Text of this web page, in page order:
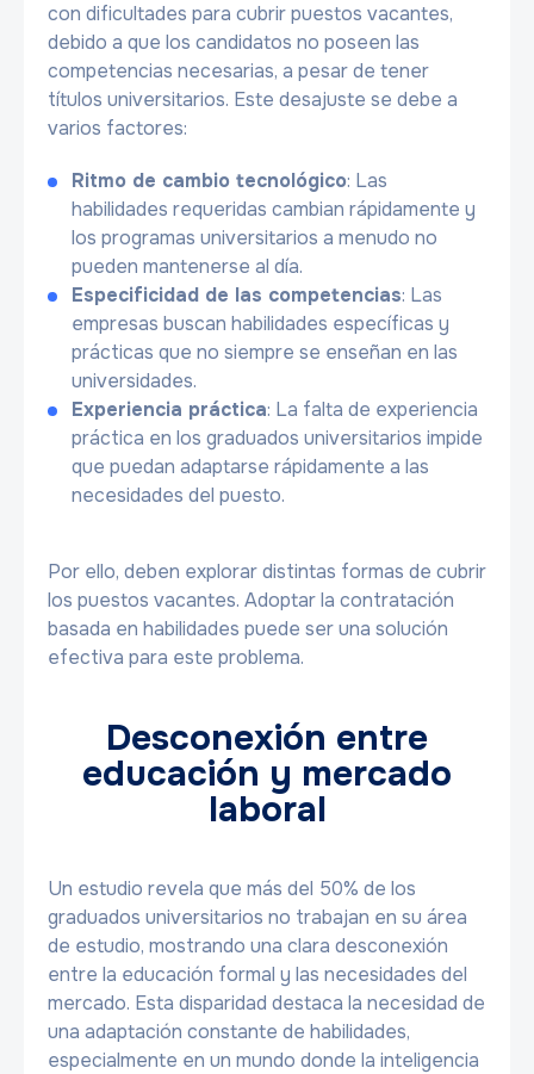
con dificultades para cubrir puestos vacantes,
debido a que los candidatos no poseen las
competencias necesarias, a pesar de tener
títulos universitarios. Este desajuste se debe a
varios factores:
Ritmo de cambio tecnológico: Las
habilidades requeridas cambian rápidamente y
los programas universitarios a menudo no
pueden mantenerse al día.
Especificidad de las competencias: Las
empresas buscan habilidades específicas y
prácticas que no siempre se enseñan en las
universidades.
Experiencia práctica: La falta de experiencia
práctica en los graduados universitarios impide
que puedan adaptarse rápidamente a las
necesidades del puesto.
Por ello, deben explorar distintas formas de cubrir
los puestos vacantes. Adoptar la contratación
basada en habilidades puede ser una solución
efectiva para este problema.
Desconexión entre
educación y mercado
laboral
Un estudio revela que más del 50% de los
graduados universitarios no trabajan en su área
de estudio, mostrando una clara desconexión
entre la educación formal y las necesidades del
mercado. Esta disparidad destaca la necesidad de
una adaptación constante de habilidades,
especialmente en un mundo donde la inteligencia